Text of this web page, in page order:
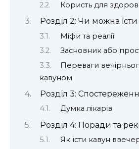
Користь для
Розділ 2: Чи можна
Міфи та реалії
Засновник або
Переваги
кавуном
Розділ 3:
Думка лікарів
Розділ 4: Поради та
Як їсти кавун